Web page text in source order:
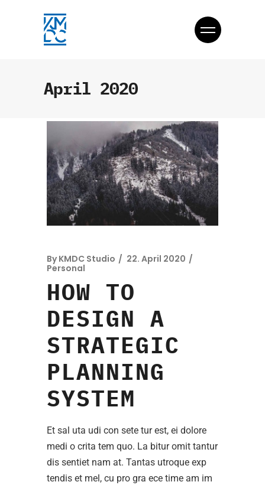
April 2020
By KMDC Studio
22. April 2020
Personal
HOW TO
DESIGN A
STRATEGIC
PLANNING
SYSTEM
Et sal uta udi con sete tur est, ei dolore
medi o crita tem quo. La bitur omit tantur
dis sentiet nam at. Tantas utroque exp
tendis et mel, cu pro gra ece time am im